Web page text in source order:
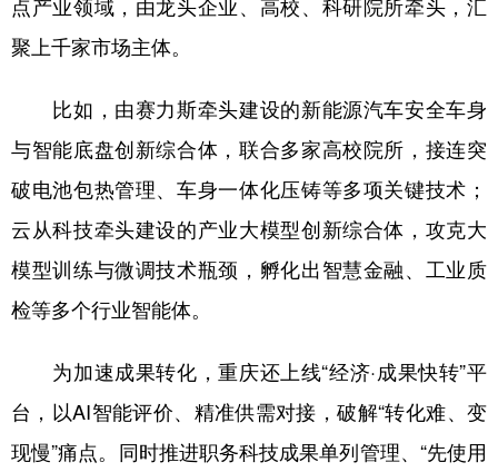
聚上千家市场主体。
比如，由赛力斯牵头建设的新能源汽车安全车身
与智能底盘创新综合体，联合多家高校院所，接连突
破电池包热管理、车身一体化压铸等多项关键技术；
云从科技牵头建设的产业大模型创新综合体，攻克大
模型训练与微调技术瓶颈，孵化出智慧金融、工业质
检等多个行业智能体。
为加速成果转化，重庆还上线“经济·成果快转”平
台，以AI智能评价、精准供需对接，破解“转化难、变
现慢”痛点。同时推进职务科技成果单列管理、“先使用